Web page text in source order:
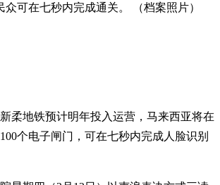
众可在七秒内完成通关。 （档案照片）
新柔地铁预计明年投入运营，马来西亚将在
个电子闸门，可在七秒内完成人脸识别